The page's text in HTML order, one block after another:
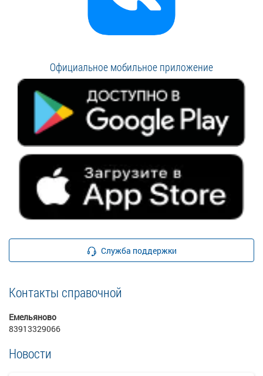
Официальное мобильное приложение
Служба поддержки
Контакты справочной
Емельяново
83913329066
Новости